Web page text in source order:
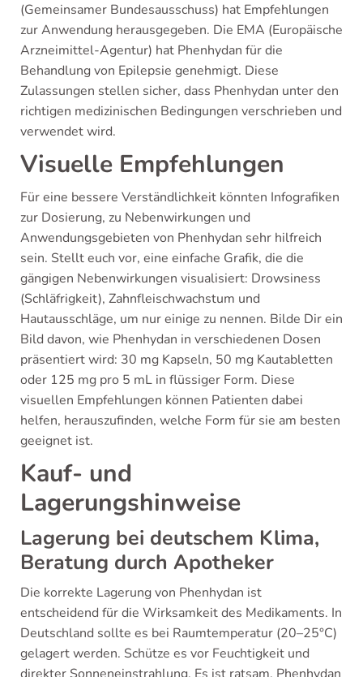
(Gemeinsamer Bundesausschuss) hat Empfehlungen
zur Anwendung herausgegeben. Die EMA (Europäische
Arzneimittel-Agentur) hat Phenhydan für die
Behandlung von Epilepsie genehmigt. Diese
Zulassungen stellen sicher, dass Phenhydan unter den
richtigen medizinischen Bedingungen verschrieben und
verwendet wird.
Visuelle Empfehlungen
Für eine bessere Verständlichkeit könnten Infografiken
zur Dosierung, zu Nebenwirkungen und
Anwendungsgebieten von Phenhydan sehr hilfreich
sein. Stellt euch vor, eine einfache Grafik, die die
gängigen Nebenwirkungen visualisiert: Drowsiness
(Schläfrigkeit), Zahnfleischwachstum und
Hautausschläge, um nur einige zu nennen. Bilde Dir ein
Bild davon, wie Phenhydan in verschiedenen Dosen
präsentiert wird: 30 mg Kapseln, 50 mg Kautabletten
oder 125 mg pro 5 mL in flüssiger Form. Diese
visuellen Empfehlungen können Patienten dabei
helfen, herauszufinden, welche Form für sie am besten
geeignet ist.
Kauf- und
Lagerungshinweise
Lagerung bei deutschem Klima,
Beratung durch Apotheker
Die korrekte Lagerung von Phenhydan ist
entscheidend für die Wirksamkeit des Medikaments. In
Deutschland sollte es bei Raumtemperatur (20–25°C)
gelagert werden. Schütze es vor Feuchtigkeit und